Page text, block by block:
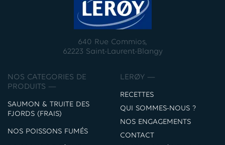
640 Rue Commios,
62223 Saint-Laurent-Blangy
NOS CATEGORIES DE
PRODUITS —
SAUMON & TRUITE DES
FJORDS (FRAIS)
NOS POISSONS FUMÉS
LERØY —
RECETTES
QUI SOMMES-NOUS ?
NOS ENGAGEMENTS
CONTACT